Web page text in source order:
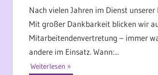
Nach vielen Jahren im Dienst
Mit großer Dankbarkeit blicken wir
Mitarbeitendenvertretung – immer
andere im Einsatz. Wann:...
Weiterlesen